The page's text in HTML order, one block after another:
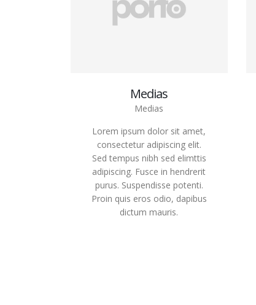
Medias
Medias
Lorem ipsum dolor sit amet,
consectetur adipiscing elit.
Sed tempus nibh sed elimttis
adipiscing. Fusce in hendrerit
purus. Suspendisse potenti.
Proin quis eros odio, dapibus
dictum mauris.